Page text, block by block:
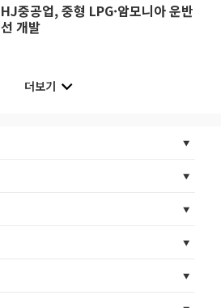
HJ중공업, 중형 LPG·암모니아 운반
선 개발
더보기